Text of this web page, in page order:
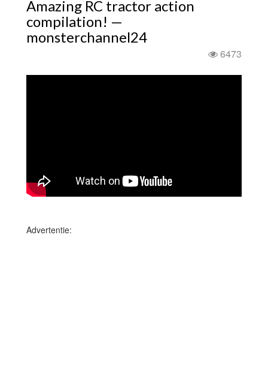
Amazing RC tractor action
compilation! —
monsterchannel24
6473
Advertentie: